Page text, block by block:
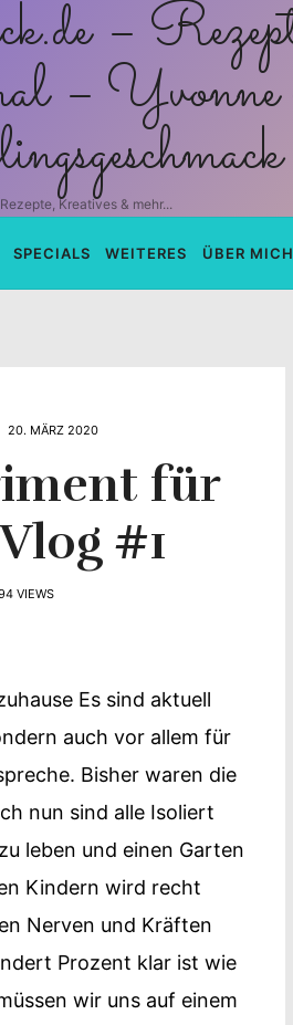
Rezepte, Kreatives & mehr...
SPECIALS WEITERES ÜBER MICH
20. MÄRZ 2020
für
#1
VIEWS
Es sind aktuell
auch vor allem für
Bisher waren die
nun sind alle Isoliert
leben und einen Garten
Kindern wird recht
Nerven und Kräften
Prozent klar ist wie
wir uns auf einem